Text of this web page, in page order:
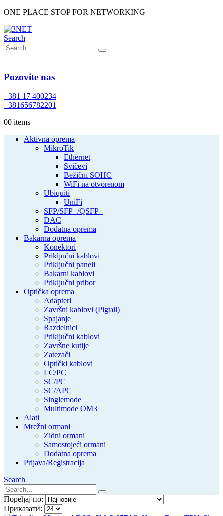
ONE PLACE STOP FOR NETWORKING
Search
Pozovite nas
+381 17 400234
+381656782201
00 items
Aktivna oprema
MikroTik
Ethernet
Svičevi
Bežični SOHO
WiFi na otvorenom
Ubiquiti
UniFi
SFP/SFP+/QSFP+
DAC
Dodatna oprema
Bakarna oprema
Konektori
Priključni kablovi
Priključni paneli
Bakarni kablovi
Priključni pribor
Optička oprema
Adapteri
Završni kablovi (Pigtail)
Spajanje
Razdelnici
Priključni kablovi
Završne kutije
Zatezači
Optički kablovi
LC/PC
SC/PC
SC/APC
Singlemode
Multimode OM3
Alati
Mrežni ormani
Zidni ormani
Samostojeći ormani
Dodatna oprema
Prijava/Registracija
Search
Поређај по:
Приказати: